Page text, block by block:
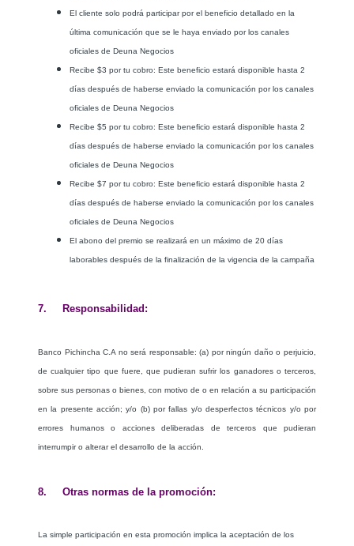
El cliente solo podrá participar por el beneficio detallado en la
última comunicación que se le haya enviado por los canales
oficiales de Deuna Negocios
Recibe $3 por tu cobro: Este beneficio estará disponible hasta 2
días después de haberse enviado la comunicación por los canales
oficiales de Deuna Negocios
Recibe $5 por tu cobro: Este beneficio estará disponible hasta 2
días después de haberse enviado la comunicación por los canales
oficiales de Deuna Negocios
Recibe $7 por tu cobro: Este beneficio estará disponible hasta 2
días después de haberse enviado la comunicación por los canales
oficiales de Deuna Negocios
El abono del premio se realizará en un máximo de 20 días
laborables después de la finalización de la vigencia de la campaña
7. Responsabilidad:
Banco Pichincha C.A no será responsable: (a) por ningún daño o perjuicio,
de cualquier tipo que fuere, que pudieran sufrir los ganadores o terceros,
sobre sus personas o bienes, con motivo de o en relación a su participación
en la presente acción; y/o (b) por fallas y/o desperfectos técnicos y/o por
errores humanos o acciones deliberadas de terceros que pudieran
interrumpir o alterar el desarrollo de la acción.
8. Otras normas de la promoción:
La simple participación en esta promoción implica la aceptación de los